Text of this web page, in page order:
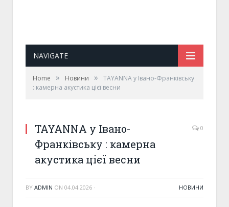
NAVIGATE
Home » Новини »
TAYANNA у Івано-Франківську
: камерна акустика цієї весни
TAYANNA у Івано-
Франківську : камерна
акустика цієї весни
0
BY ADMIN ON 04.04.2026 · НОВИНИ